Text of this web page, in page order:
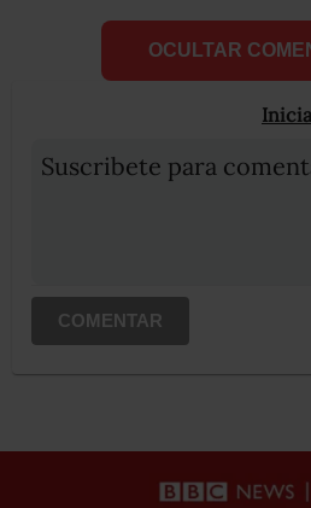
OCULTAR
Suscribete para
COMENTAR